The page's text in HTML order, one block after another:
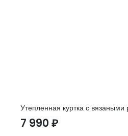
Утепленная куртка с вязаными
7 990 ₽